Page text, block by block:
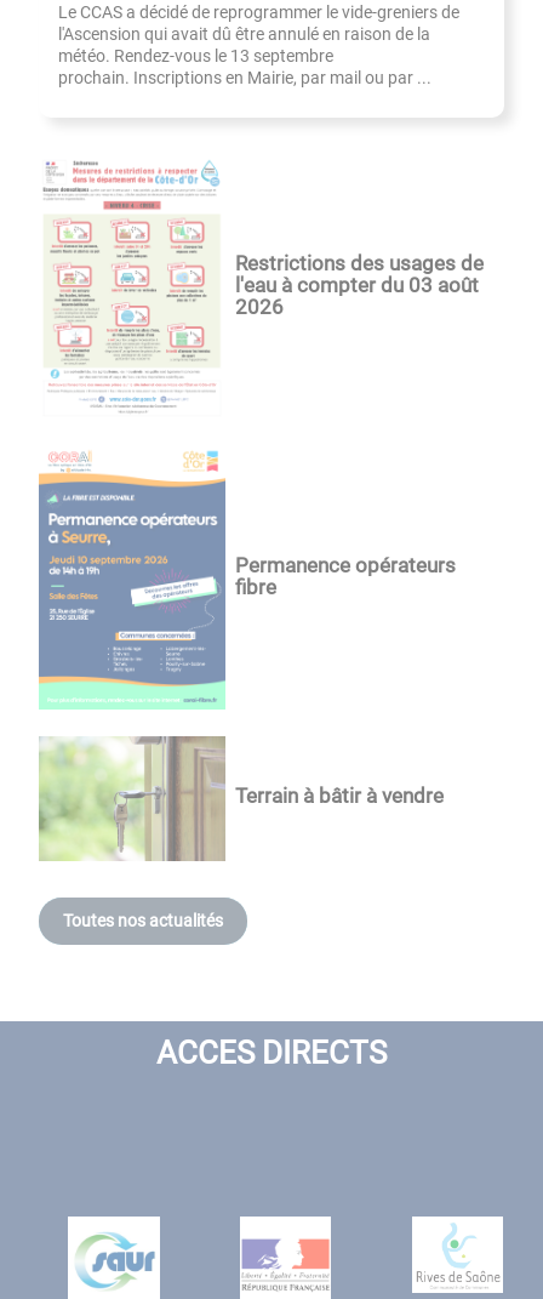
Le CCAS a décidé de reprogrammer le vide-greniers de
l'Ascension qui avait dû être annulé en raison de la
météo. Rendez-vous le 13 septembre
prochain. Inscriptions en Mairie, par mail ou par ...
Restrictions des usages de
l'eau à compter du 03 août
2026
Permanence opérateurs
fibre
Terrain à bâtir à vendre
Toutes nos actualités
ACCES DIRECTS